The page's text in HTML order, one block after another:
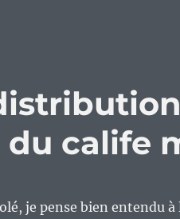
calife
je pense bien entendu à